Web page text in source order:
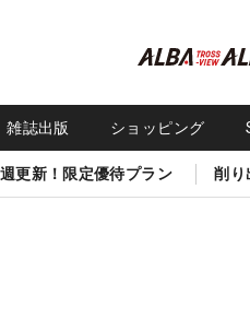
雑誌出版 ショッピング
更新！限定優待プラン 削り